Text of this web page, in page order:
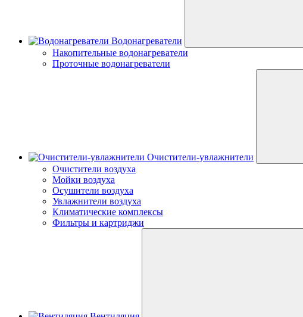
Водонагреватели
Накопительные водонагреватели
Проточные водонагреватели
Очистители-увлажнители
Очистители воздуха
Мойки воздуха
Осушители воздуха
Увлажнители воздуха
Климатические комплексы
Фильтры и картриджи